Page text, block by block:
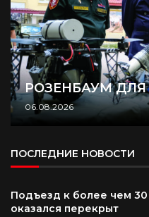
РОЗЕНБАУМ ДЛЯ
06.08.2026
ПОСЛЕДНИЕ НОВОСТИ
Подъезд к более чем
оказался перекрыт